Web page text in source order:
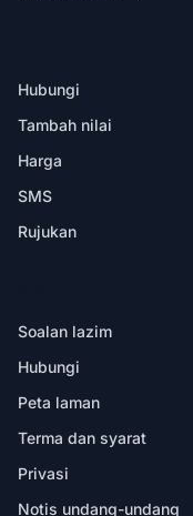
Hubungi
Tambah nilai
Harga
SMS
Rujukan
Soalan lazim
Hubungi
Peta laman
Terma dan syarat
Privasi
Notis undang-undang